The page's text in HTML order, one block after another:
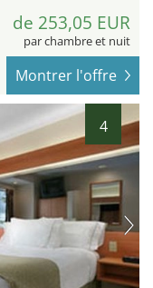
de 253,05 EUR
par chambre et nuit
Montrer l'offre
4